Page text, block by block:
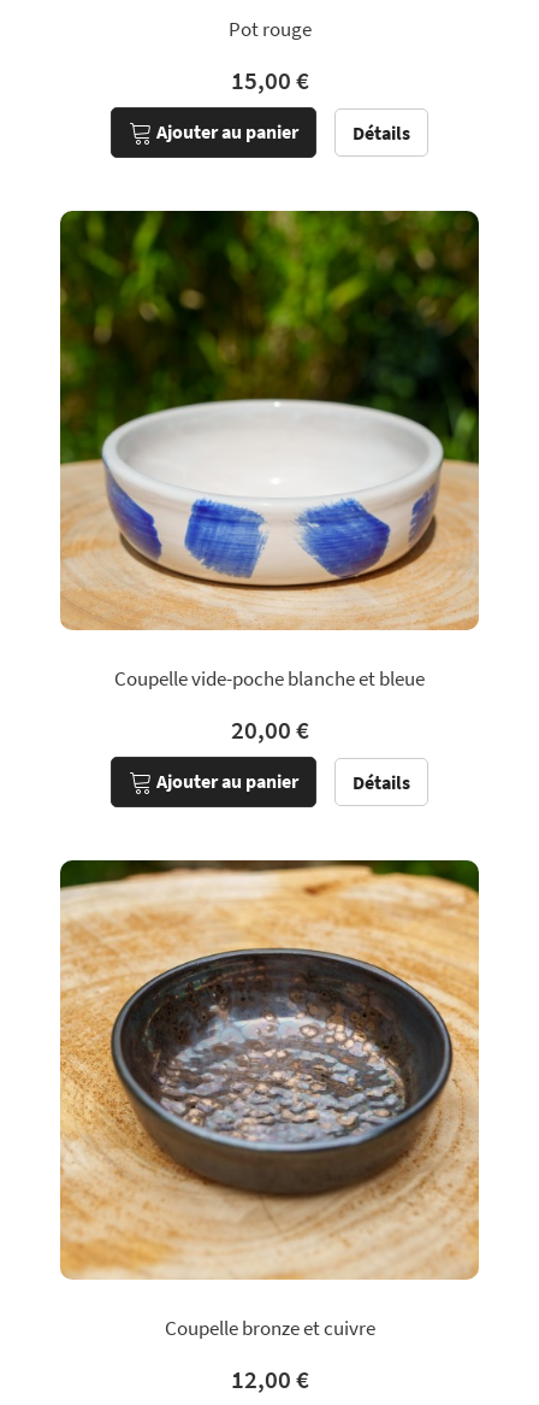
Pot rouge
15,00 €
Ajouter au panier Détails
Coupelle vide-poche blanche et bleue
20,00 €
Ajouter au panier Détails
Coupelle bronze et cuivre
12,00 €